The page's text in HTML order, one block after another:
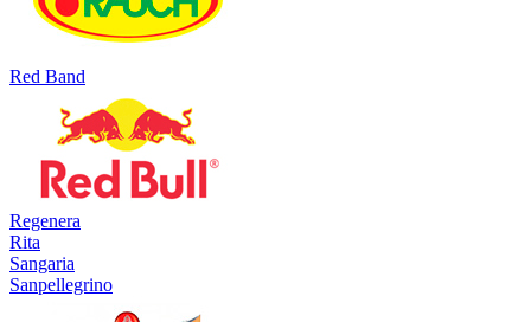
Red Band
Regenera
Rita
Sangaria
Sanpellegrino